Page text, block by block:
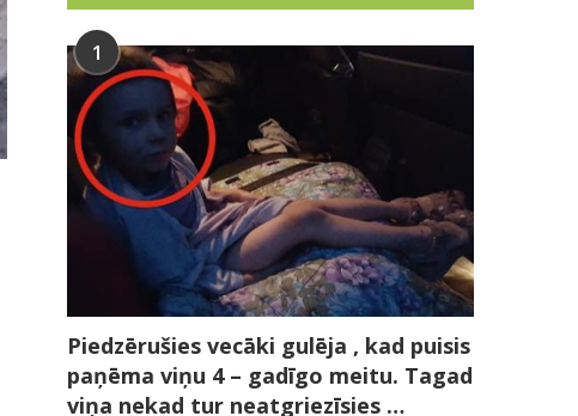
1
Piedzērušies vecāki gulēja , kad puisis
paņēma viņu 4 – gadīgo meitu. Tagad
viņa nekad tur neatgriezīsies …